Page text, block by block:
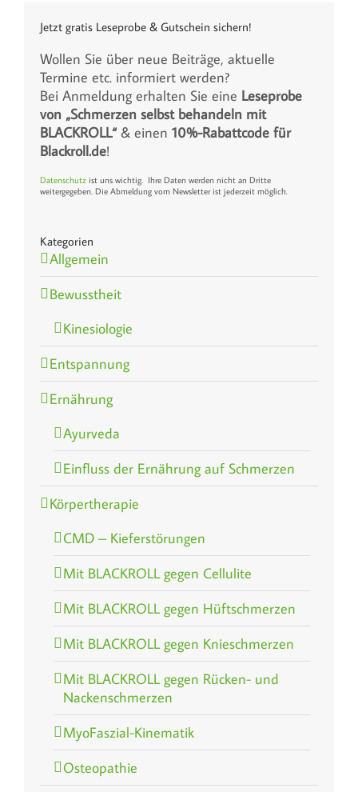
Jetzt gratis Leseprobe & Gutschein sichern!
Wollen Sie über neue Beiträge, aktuelle
Termine etc. informiert werden?
Bei Anmeldung erhalten Sie eine Leseprobe
von „Schmerzen selbst behandeln mit
BLACKROLL“& einen 10%-Rabattcode für
Blackroll.de!
Datenschutz ist uns wichtig. Ihre Daten werden nicht an Dritte
weitergegeben. Die Abmeldung vom Newsletter ist jederzeit möglich.
Kategorien
Allgemein
Bewusstheit
Kinesiologie
Entspannung
Ernährung
Ayurveda
Einfluss der Ernährung auf Schmerzen
Körpertherapie
CMD – Kieferstörungen
Mit BLACKROLL gegen Cellulite
Mit BLACKROLL gegen Hüftschmerzen
Mit BLACKROLL gegen Knieschmerzen
Mit BLACKROLL gegen Rücken- und
Nackenschmerzen
MyoFaszial-Kinematik
Osteopathie